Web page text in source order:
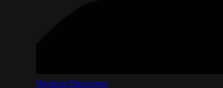
Mariano Marovatto